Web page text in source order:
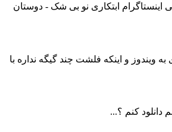
اینستاگرام ابتکاری نو بی شک - دوستان
ویندوز و اینکه فلشت چند گیگه نداره با
دانلود کنم ؟...